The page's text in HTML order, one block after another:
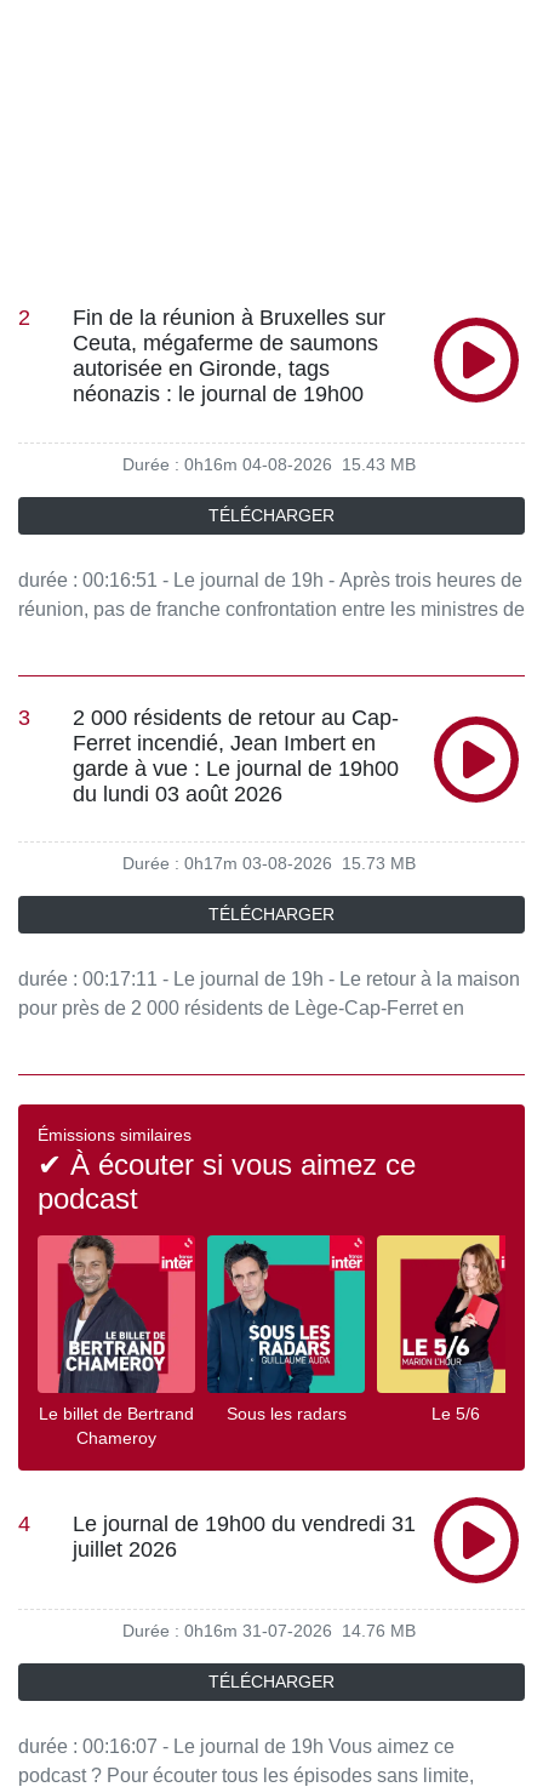
2
Fin de la réunion à Bruxelles sur
Ceuta, mégaferme de saumons
autorisée en Gironde, tags
néonazis : le journal de 19h00
Durée : 0h16m 04-08-2026 15.43 MB
TÉLÉCHARGER
durée : 00:16:51 - Le journal de 19h - Après trois heures de
réunion, pas de franche confrontation entre les ministres de
Flèche, dans la Sarthe. Vous aimez ce podcast ? Pour
écouter tous les épisodes sans limite, rendez-vous sur
Radio France
3
2 000 résidents de retour au Cap-
Ferret incendié, Jean Imbert en
garde à vue : Le journal de 19h00
du lundi 03 août 2026
Durée : 0h17m 03-08-2026 15.73 MB
TÉLÉCHARGER
durée : 00:17:11 - Le journal de 19h - Le retour à la maison
pour près de 2 000 résidents de Lège-Cap-Ferret en
violences conjugales. Vous aimez ce podcast ? Pour
écouter tous les épisodes sans limite, rendez-vous sur
Émissions similaires
✔ À écouter si vous aimez ce
podcast
Le billet de Bertrand
Chameroy
Sous les radars Le 5/6
4
Le journal de 19h00 du vendredi 31
juillet 2026
Durée : 0h16m 31-07-2026 14.76 MB
TÉLÉCHARGER
durée : 00:16:07 - Le journal de 19h Vous aimez ce
podcast ? Pour écouter tous les épisodes sans limite,